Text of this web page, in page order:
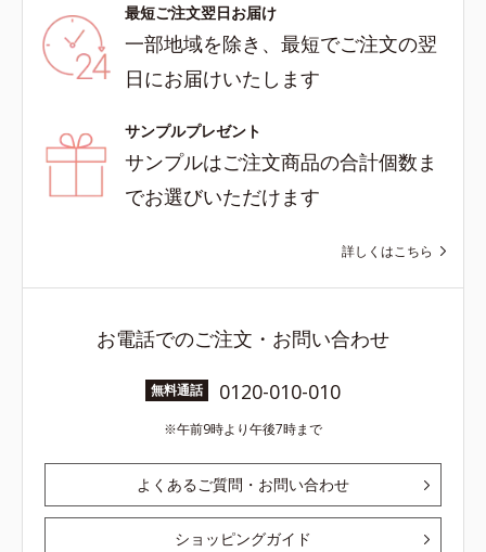
最短ご注文翌日お届け
一部地域を除き、最短でご注文の翌
日にお届けいたします
サンプルプレゼント
サンプルはご注文商品の合計個数ま
でお選びいただけます
詳しくはこちら
お電話でのご注文・お問い合わせ
無料通話 0120-010-010
午前9時より午後7時まで
よくあるご質問・お問い合わせ
ショッピングガイド